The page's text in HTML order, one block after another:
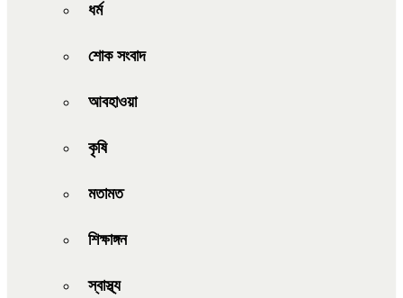
ধর্ম
শোক সংবাদ
আবহাওয়া
কৃষি
মতামত
শিক্ষাঙ্গন
স্বাস্থ্য